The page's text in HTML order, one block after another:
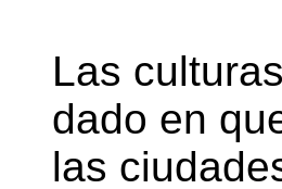
Las
dado en
las